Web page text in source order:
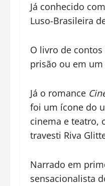
Já conhecido
Luso-Brasileira
O livro de contos
prisão ou em
Já o romance
foi um ícone do
cinema e teatro,
travesti Riva
Narrado em
sensacionalista